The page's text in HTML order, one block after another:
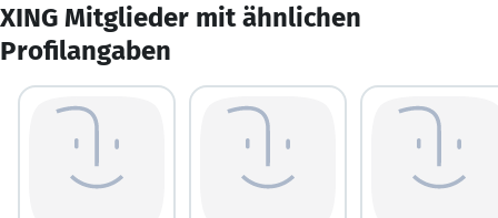
XING Mitglieder mit ähnlichen
Profilangaben